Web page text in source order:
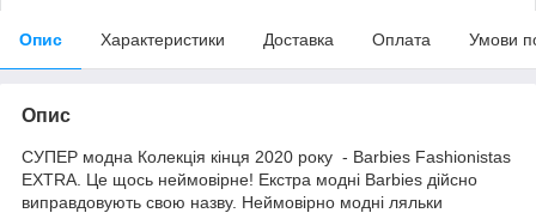
Опис Характеристики Доставка Оплата Умови
Опис
СУПЕР модна Колекція кінця 2020 року - Barbies Fashionistas
EXTRA. Це щось неймовірне! Екстра модні Barbies дійсно
виправдовують свою назву. Неймовірно модні ляльки